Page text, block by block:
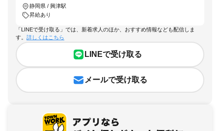
静岡県 / 興津駅
昇給あり
「LINEで受け取る」では、新着求人のほか、おすすめ情報なども配信しま
す。 詳しくはこちら
LINEで受け取る
メールで受け取る